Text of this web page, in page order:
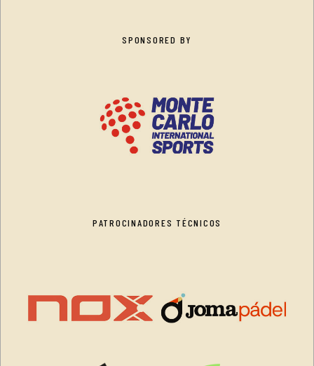
SPONSORED BY
PATROCINADORES TÉCNICOS